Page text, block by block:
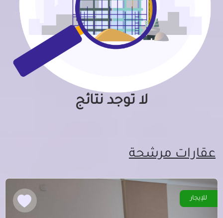
لا توجد نتائج
عقارات مرشحة
للإيجار